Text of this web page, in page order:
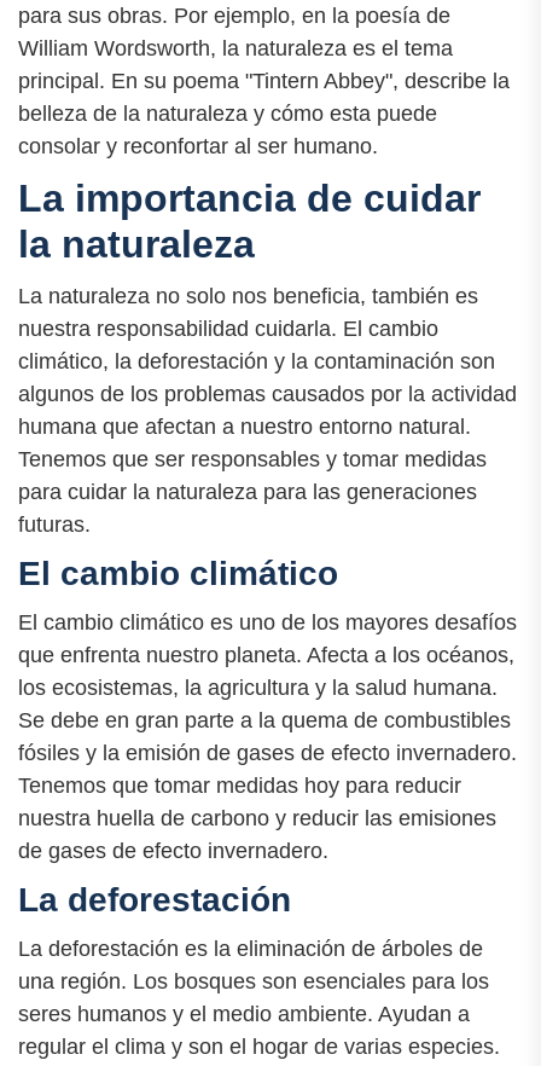
para sus obras. Por ejemplo, en la poesía de
William Wordsworth, la naturaleza es el tema
principal. En su poema "Tintern Abbey", describe la
belleza de la naturaleza y cómo esta puede
consolar y reconfortar al ser humano.
La importancia de cuidar
la naturaleza
La naturaleza no solo nos beneficia, también es
nuestra responsabilidad cuidarla. El cambio
climático, la deforestación y la contaminación son
algunos de los problemas causados por la actividad
humana que afectan a nuestro entorno natural.
Tenemos que ser responsables y tomar medidas
para cuidar la naturaleza para las generaciones
futuras.
El cambio climático
El cambio climático es uno de los mayores desafíos
que enfrenta nuestro planeta. Afecta a los océanos,
los ecosistemas, la agricultura y la salud humana.
Se debe en gran parte a la quema de combustibles
fósiles y la emisión de gases de efecto invernadero.
Tenemos que tomar medidas hoy para reducir
nuestra huella de carbono y reducir las emisiones
de gases de efecto invernadero.
La deforestación
La deforestación es la eliminación de árboles de
una región. Los bosques son esenciales para los
seres humanos y el medio ambiente. Ayudan a
regular el clima y son el hogar de varias especies.